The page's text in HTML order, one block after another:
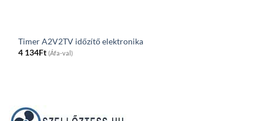
Timer A2V2TV időzítő elektronika
4 134Ft (Áfa-val)